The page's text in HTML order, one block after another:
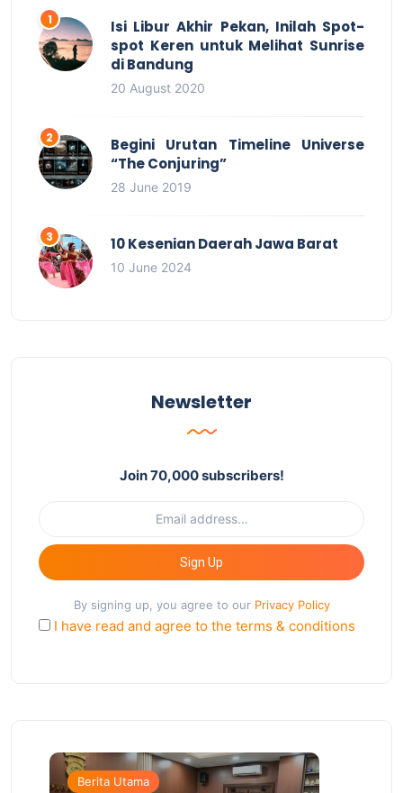
Isi Libur Akhir Pekan, Inilah Spot-
spot Keren untuk Melihat Sunrise
di Bandung
20 August 2020
Begini Urutan Timeline Universe
“The Conjuring”
28 June 2019
10 Kesenian Daerah Jawa Barat
10 June 2024
Newsletter
Join 70,000 subscribers!
Sign Up
By signing up, you agree to our Privacy Policy
I have read and agree to the terms & conditions
Berita Utama